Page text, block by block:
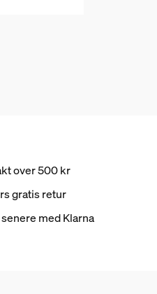
over 500 kr
gratis retur
med Klarna